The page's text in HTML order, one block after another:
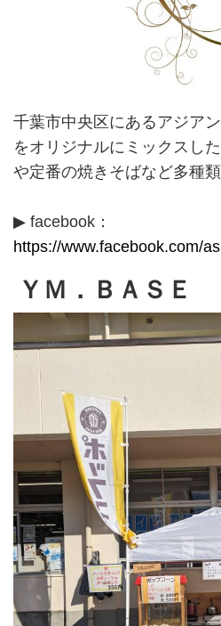
千葉市中央区にあるアジア
をオリジナルにミックスし
や定番の焼きそばなど多種
▶ facebook：
https://www.facebook.com/
ＹＭ．ＢＡＳＥ